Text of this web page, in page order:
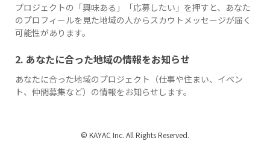
プロジェクトの「興味ある」「応募したい」を押すと、あなた
のプロフィールを見た地域の人からスカウトメッセージが届く
可能性があります。
2. あなたに合った地域の情報をお知らせ
あなたに合った地域のプロジェクト（仕事や住まい、イベン
ト、仲間募集など）の情報をお知らせします。
© KAYAC Inc. All Rights Reserved.